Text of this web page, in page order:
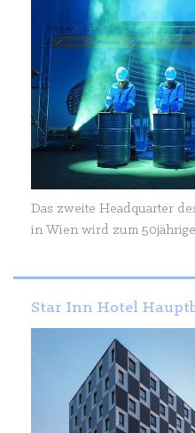
Das zweite Headquarter
in Wien wird zum
Star Inn Hotel